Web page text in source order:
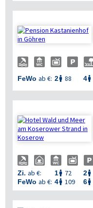
FeWo ab €: 2 88 4
Zi. ab €: 1 72 2
FeWo ab €: 4 109 6